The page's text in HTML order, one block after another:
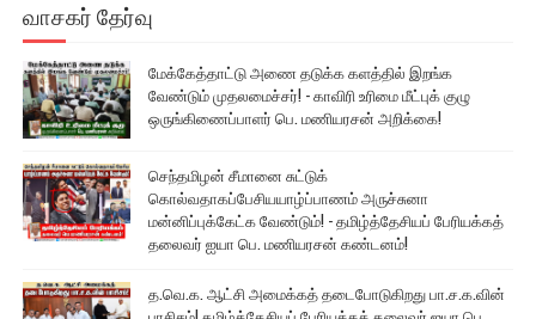
வாசகர் தேர்வு
மேக்கேத்தாட்டு அணை தடுக்க களத்தில் இறங்க
வேண்டும் முதலமைச்சர்! - காவிரி உரிமை மீட்புக் குழு
ஒருங்கிணைப்பாளர் பெ. மணியரசன் அறிக்கை!
செந்தமிழன் சீமானை சுட்டுக்
கொல்வதாகப்பேசியயாழ்ப்பாணம் அருச்சுனா
மன்னிப்புக்கேட்க வேண்டும்! - தமிழ்த்தேசியப் பேரியக்கத்
தலைவர் ஐயா பெ. மணியரசன் கண்டனம்!
த.வெ.க. ஆட்சி அமைக்கத் தடைபோடுகிறது பா.ச.க.வின்